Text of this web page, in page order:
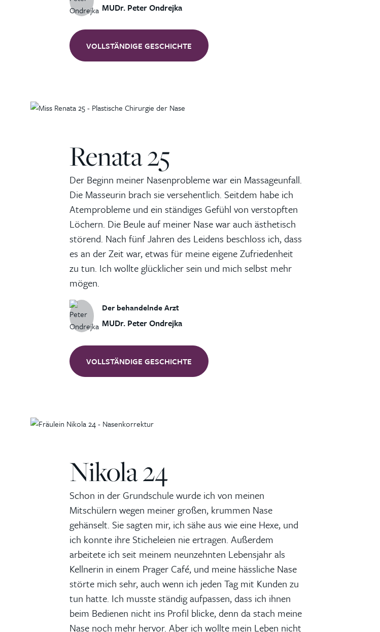
MUDr. Peter Ondrejka
VOLLSTÄNDIGE GESCHICHTE
Renata 25
Der Beginn meiner Nasenprobleme war ein Massageunfall.
Die Masseurin brach sie versehentlich. Seitdem habe ich
Atemprobleme und ein ständiges Gefühl von verstopften
Löchern. Die Beule auf meiner Nase war auch ästhetisch
störend. Nach fünf Jahren des Leidens beschloss ich, dass
es an der Zeit war, etwas für meine eigene Zufriedenheit
zu tun. Ich wollte glücklicher sein und mich selbst mehr
mögen.
Der behandelnde Arzt
MUDr. Peter Ondrejka
VOLLSTÄNDIGE GESCHICHTE
Nikola 24
Schon in der Grundschule wurde ich von meinen
Mitschülern wegen meiner großen, krummen Nase
gehänselt. Sie sagten mir, ich sähe aus wie eine Hexe, und
ich konnte ihre Sticheleien nie ertragen. Außerdem
arbeitete ich seit meinem neunzehnten Lebensjahr als
Kellnerin in einem Prager Café, und meine hässliche Nase
störte mich sehr, auch wenn ich jeden Tag mit Kunden zu
tun hatte. Ich musste ständig aufpassen, dass ich ihnen
beim Bedienen nicht ins Profil blicke, denn da stach meine
Nase noch mehr hervor. Aber ich wollte mein Leben nicht